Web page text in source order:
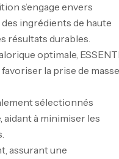
s’engage envers
des ingrédients de haute
résultats durables.
optimale,
la prise de masse
sélectionnés
à minimiser les
assurant une